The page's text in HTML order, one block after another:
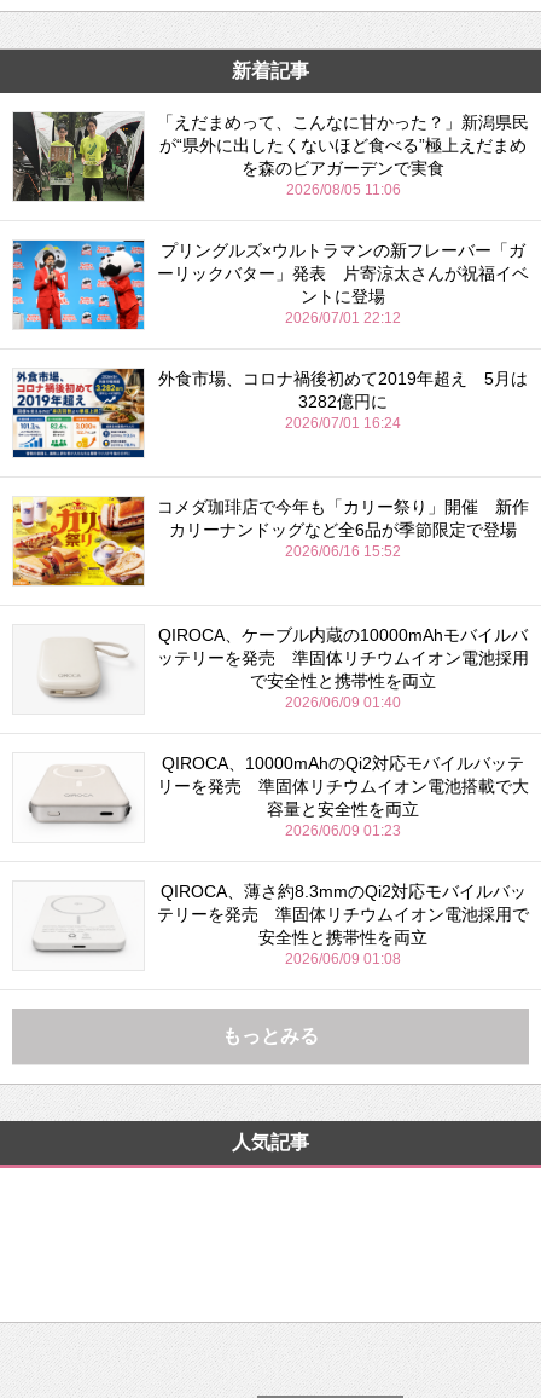
新着記事
「えだまめって、こんなに甘かった？」新潟県民
が“県外に出したくないほど食べる”極上えだまめ
を森のビアガーデンで実食
2026/08/05 11:06
プリングルズ×ウルトラマンの新フレーバー「ガ
ーリックバター」発表 片寄涼太さんが祝福イベ
ントに登場
2026/07/01 22:12
外食市場、コロナ禍後初めて2019年超え 5月は
3282億円に
2026/07/01 16:24
コメダ珈琲店で今年も「カリー祭り」開催 新作
カリーナンドッグなど全6品が季節限定で登場
2026/06/16 15:52
QIROCA、ケーブル内蔵の10000mAhモバイルバ
ッテリーを発売 準固体リチウムイオン電池採用
で安全性と携帯性を両立
2026/06/09 01:40
QIROCA、10000mAhのQi2対応モバイルバッテ
リーを発売 準固体リチウムイオン電池搭載で大
容量と安全性を両立
2026/06/09 01:23
QIROCA、薄さ約8.3mmのQi2対応モバイルバッ
テリーを発売 準固体リチウムイオン電池採用で
安全性と携帯性を両立
2026/06/09 01:08
もっとみる
人気記事